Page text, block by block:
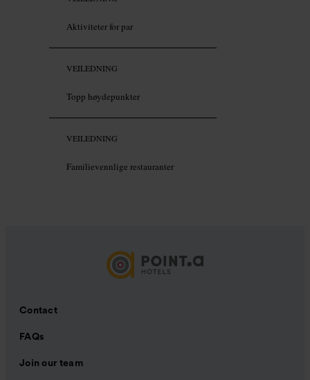
Aktiviteter for par
VEILEDNING
Topp høydepunkter
VEILEDNING
Familievennlige restauranter
Contact
FAQs
Join our team